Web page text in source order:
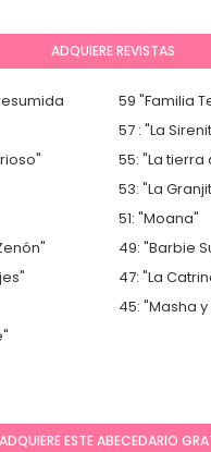
ADQUIERE REVISTAS
59 "Familia
57 : "La
55: "La tierra
53: "La
51: "Moana"
49: "Barbie
47: "La
45: "Masha
ADQUIERE ESTE ABECEDARIO